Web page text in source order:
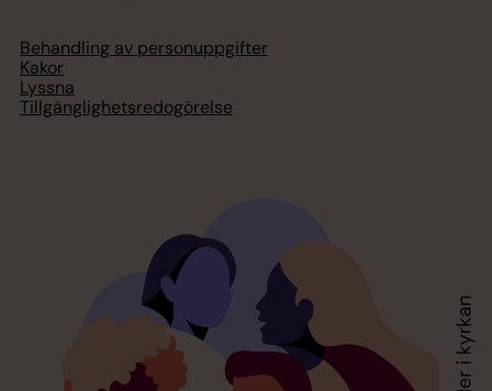
Behandling av personuppgifter
Kakor
Lyssna
Tillgänglighetsredogörelse